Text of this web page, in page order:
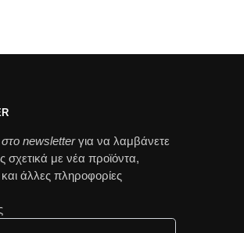
newsletterγια να λαμβάνετε
σχετικά με νέα προϊόντα,
άλλες πληροφορίες